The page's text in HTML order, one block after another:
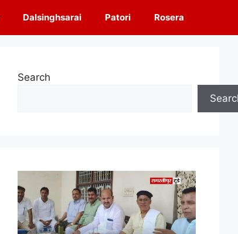
Dalsinghsarai Patori Rosera
Search